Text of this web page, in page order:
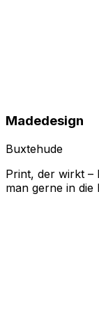
Madedesign
Buxtehude
Print, der wirkt –
man gerne in die